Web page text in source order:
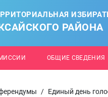
РАЙОНА
ОБЩИЕ СВЕДЕНИЯ
/ Единый день